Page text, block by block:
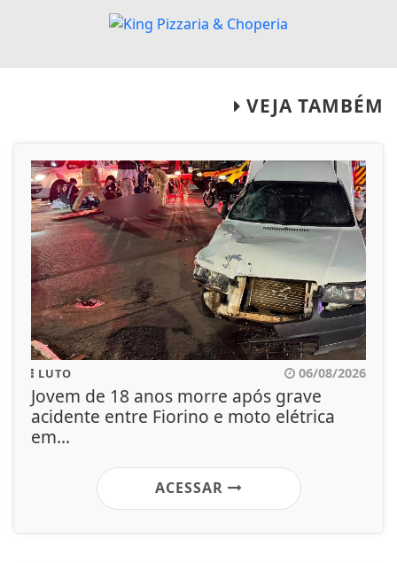
VEJA TAMBÉM
LUTO 06/08/2026
Jovem de 18 anos morre após grave
acidente entre Fiorino e moto elétrica
em...
ACESSAR